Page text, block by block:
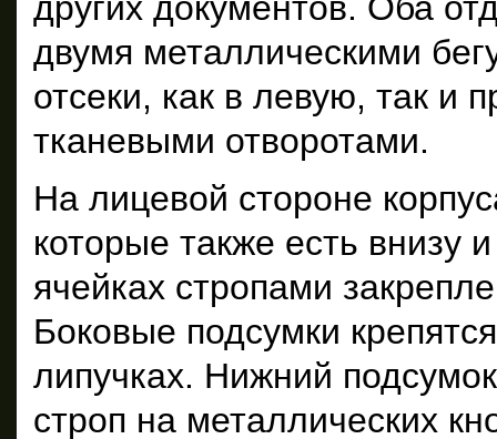
двумя металлическими
отсеки, как в левую, так и
тканевыми отворотами.
На лицевой стороне
которые также есть внизу
ячейках стропами
Боковые подсумки
липучках. Нижний
строп на металлических